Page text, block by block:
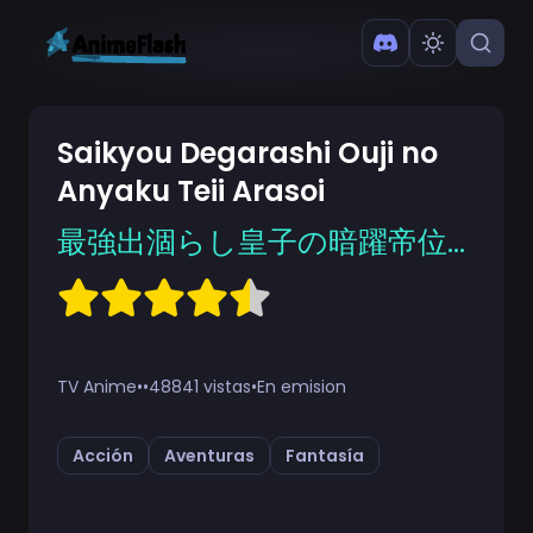
Saikyou Degarashi Ouji no
Anyaku Teii Arasoi
最強出涸らし皇子の暗躍帝位争い
TV Anime••48841 vistas•En emision
Acción Aventuras Fantasía